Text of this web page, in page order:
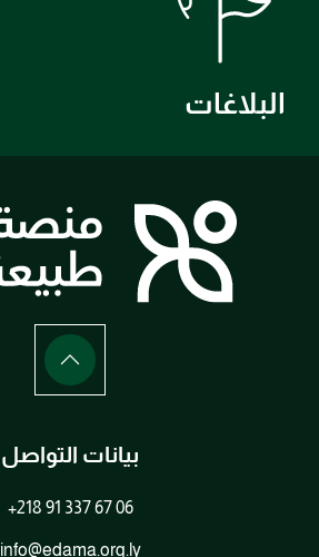
البلاغات
بيانات التواصل
+218 91 337 67 06
info@edama.org.ly